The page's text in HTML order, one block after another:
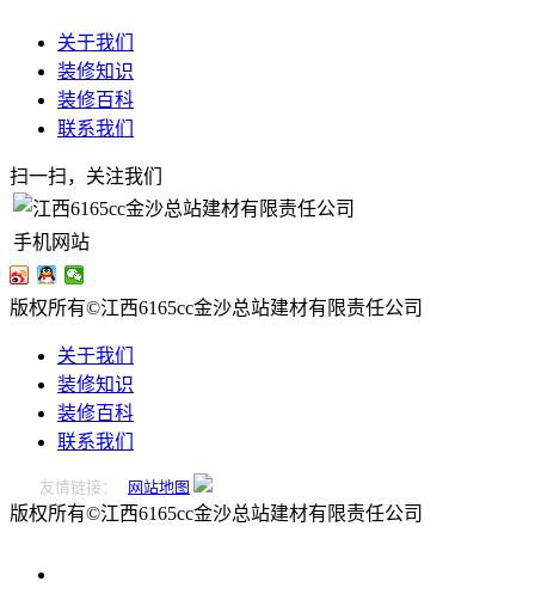
关于我们
装修知识
装修百科
联系我们
扫一扫，关注我们
手机网站
版权所有©江西6165cc金沙总站建材有限责任公司
关于我们
装修知识
装修百科
联系我们
友情链接： 网站地图
版权所有©江西6165cc金沙总站建材有限责任公司